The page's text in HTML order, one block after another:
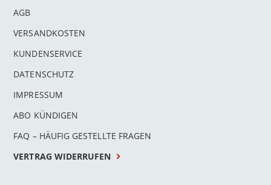
AGB
VERSANDKOSTEN
KUNDENSERVICE
DATENSCHUTZ
IMPRESSUM
ABO KÜNDIGEN
FAQ – HÄUFIG GESTELLTE FRAGEN
VERTRAG WIDERRUFEN